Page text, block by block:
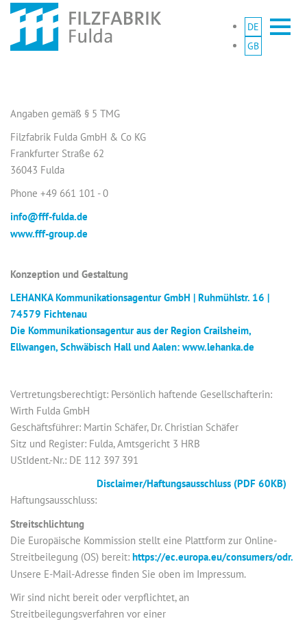
DE
GB
Angaben gemäß § 5 TMG
Filzfabrik Fulda GmbH & Co KG
Frankfurter Straße 62
36043 Fulda
Phone +49 661 101 - 0
info@fff-fulda.de
www.fff-group.de
Konzeption und Gestaltung
LEHANKA Kommunikationsagentur GmbH | Ruhmühlstr. 16 |
74579 Fichtenau
Die Kommunikationsagentur aus der Region Crailsheim,
Ellwangen, Schwäbisch Hall und Aalen: www.lehanka.de
Vertretungsberechtigt: Persönlich haftende Gesellschafterin:
Wirth Fulda GmbH
Geschäftsführer: Martin Schäfer, Dr. Christian Schäfer
Sitz und Register: Fulda, Amtsgericht 3 HRB
UStIdent.-Nr.: DE 112 397 391
Haftungsausschluss:
Disclaimer/Haftungsausschluss (PDF 60KB)
Streitschlichtung
Die Europäische Kommission stellt eine Plattform zur Online-
Streitbeilegung (OS) bereit: https://ec.europa.eu/consumers/odr.
Unsere E-Mail-Adresse finden Sie oben im Impressum.
Wir sind nicht bereit oder verpflichtet, an
Streitbeilegungsverfahren vor einer